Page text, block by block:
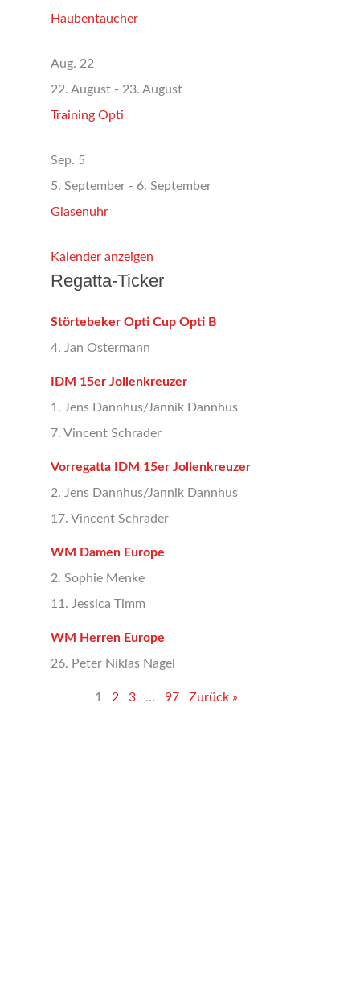
Haubentaucher
Aug. 22
22. August - 23. August
Training Opti
Sep. 5
5. September - 6. September
Glasenuhr
Kalender anzeigen
Regatta-Ticker
Störtebeker Opti Cup Opti B
4. Jan Ostermann
IDM 15er Jollenkreuzer
1. Jens Dannhus/Jannik Dannhus
7. Vincent Schrader
Vorregatta IDM 15er Jollenkreuzer
2. Jens Dannhus/Jannik Dannhus
17. Vincent Schrader
WM Damen Europe
2. Sophie Menke
11. Jessica Timm
WM Herren Europe
26. Peter Niklas Nagel
1 2 3 … 97 Zurück »